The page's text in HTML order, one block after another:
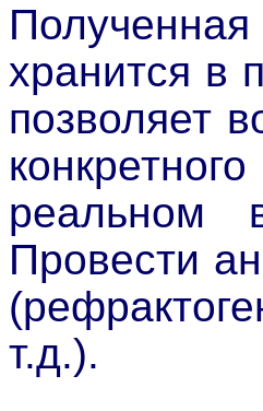
хранится в
позволяет
реальном
Провести
т.д.).